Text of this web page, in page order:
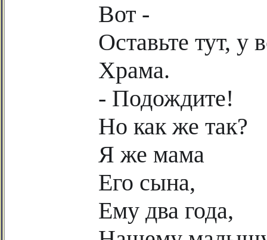
Вот -
Оставьте тут, у
Храма.
- Подождите!
Но как же так?
Я же мама
Его сына,
Ему два года,